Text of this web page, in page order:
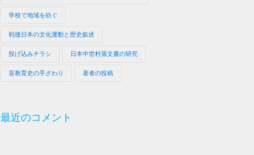
学校で地域を紡ぐ
戦後日本の文化運動と歴史叙述
投げ込みチラシ 日本中世村落文書の研究
盲教育史の手ざわり 著者の投稿
最近のコメント